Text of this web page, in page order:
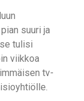
suuri ja
tulisi
viikkoa
tv-